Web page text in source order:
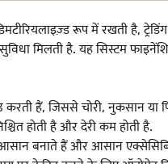
रूप में रखती है,
मिलती है. यह सिस्टम
करती हैं, जिससे चोरी, नुकसान
होती है और देरी कम होती है.
बनाते हैं और आसान